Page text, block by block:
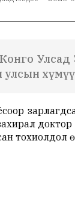
Улсад
улсын
тохиолдол